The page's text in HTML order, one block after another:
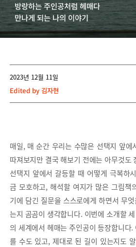
방랑하는 주인공처럼 헤매다
만나게 되는 나의 이야기
2023년 12월 11일
Edited by 김자현
매일, 매 순간 우리는 수많은 선택지 앞에
따져보지만 결국 해보기 전에는 아무것도
선택지 앞에서 갈등할 때 어떻게 극복하
금 모호하고, 해석할 여지가 많은 그림책
기에 담긴 질문을 스스로에게 하면서 무
는지 곰곰이 생각합니다. 이번에 소개할
의 세계에서 헤매는 주인공이 등장합니다
를 수도 있고, 제대로 된 길이 있는지도